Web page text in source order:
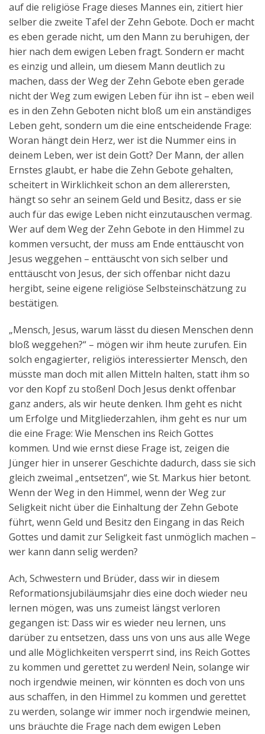
auf die religiöse Frage dieses Mannes ein, zitiert hier
selber die zweite Tafel der Zehn Gebote. Doch er macht
es eben gerade nicht, um den Mann zu beruhigen, der
hier nach dem ewigen Leben fragt. Sondern er macht
es einzig und allein, um diesem Mann deutlich zu
machen, dass der Weg der Zehn Gebote eben gerade
nicht der Weg zum ewigen Leben für ihn ist – eben weil
es in den Zehn Geboten nicht bloß um ein anständiges
Leben geht, sondern um die eine entscheidende Frage:
Woran hängt dein Herz, wer ist die Nummer eins in
deinem Leben, wer ist dein Gott? Der Mann, der allen
Ernstes glaubt, er habe die Zehn Gebote gehalten,
scheitert in Wirklichkeit schon an dem allerersten,
hängt so sehr an seinem Geld und Besitz, dass er sie
auch für das ewige Leben nicht einzutauschen vermag.
Wer auf dem Weg der Zehn Gebote in den Himmel zu
kommen versucht, der muss am Ende enttäuscht von
Jesus weggehen – enttäuscht von sich selber und
enttäuscht von Jesus, der sich offenbar nicht dazu
hergibt, seine eigene religiöse Selbsteinschätzung zu
bestätigen.
„Mensch, Jesus, warum lässt du diesen Menschen denn
bloß weggehen?“ – mögen wir ihm heute zurufen. Ein
solch engagierter, religiös interessierter Mensch, den
müsste man doch mit allen Mitteln halten, statt ihm so
vor den Kopf zu stoßen! Doch Jesus denkt offenbar
ganz anders, als wir heute denken. Ihm geht es nicht
um Erfolge und Mitgliederzahlen, ihm geht es nur um
die eine Frage: Wie Menschen ins Reich Gottes
kommen. Und wie ernst diese Frage ist, zeigen die
Jünger hier in unserer Geschichte dadurch, dass sie sich
gleich zweimal „entsetzen“, wie St. Markus hier betont.
Wenn der Weg in den Himmel, wenn der Weg zur
Seligkeit nicht über die Einhaltung der Zehn Gebote
führt, wenn Geld und Besitz den Eingang in das Reich
Gottes und damit zur Seligkeit fast unmöglich machen –
wer kann dann selig werden?
Ach, Schwestern und Brüder, dass wir in diesem
Reformationsjubiläumsjahr dies eine doch wieder neu
lernen mögen, was uns zumeist längst verloren
gegangen ist: Dass wir es wieder neu lernen, uns
darüber zu entsetzen, dass uns von uns aus alle Wege
und alle Möglichkeiten versperrt sind, ins Reich Gottes
zu kommen und gerettet zu werden! Nein, solange wir
noch irgendwie meinen, wir könnten es doch von uns
aus schaffen, in den Himmel zu kommen und gerettet
zu werden, solange wir immer noch irgendwie meinen,
uns bräuchte die Frage nach dem ewigen Leben